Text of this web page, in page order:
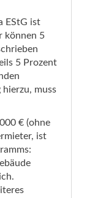
EStG ist
können 5
5 Prozent
muss
€ (ohne
ist